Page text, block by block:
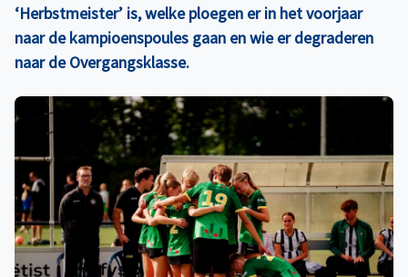
‘Herbstmeister’ is, welke ploegen er in het voorjaar
naar de kampioenspoules gaan en wie er degraderen
naar de Overgangsklasse.